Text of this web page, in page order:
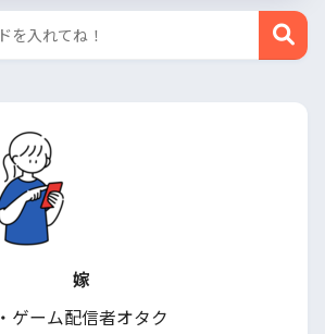
嫁
・ゲーム配信者オタク